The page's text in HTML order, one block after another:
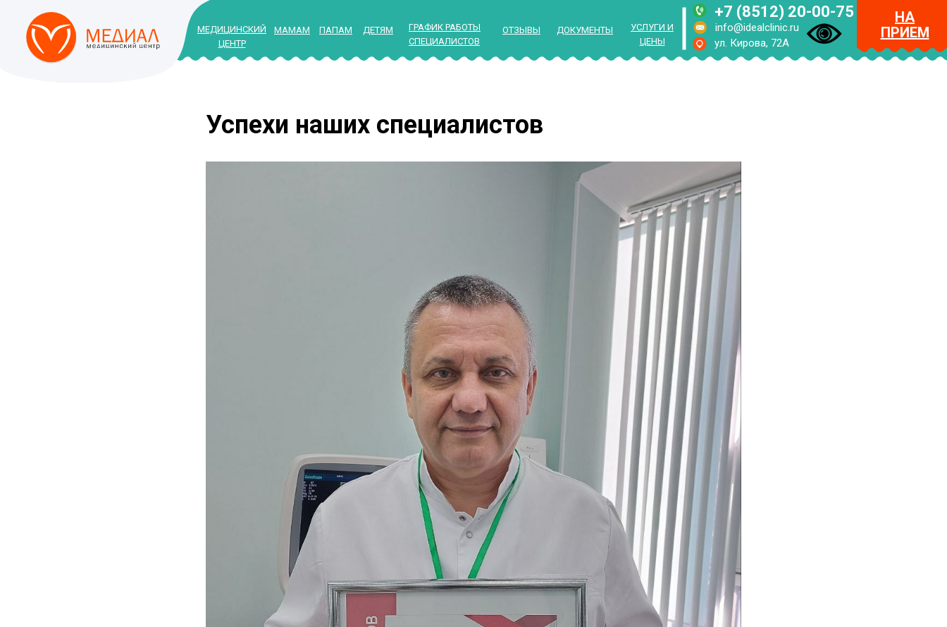
МЕДИЦИНСКИЙ
ЦЕНТР
МАМАМ ПАПАМ ДЕТЯМ
ГРАФИК РАБОТЫ
СПЕЦИАЛИСТОВ
НА
ПРИЕМ
+7 (8512) 20-00-75
info@idealclinic.ru
ул. Кирова, 72А
ОТЗЫВЫ ДОКУМЕНТЫ
УСЛУГИ И
ЦЕНЫ
Успехи наших специалистов